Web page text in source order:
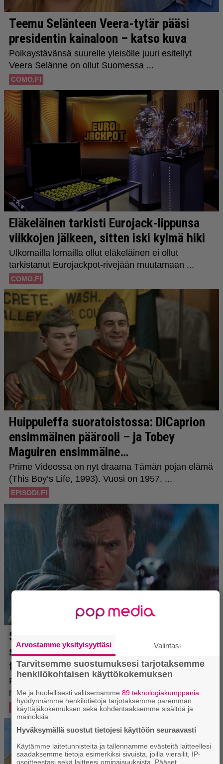
Arvostamme yksityisyyttäsi Valintasi
Tarvitsemme suostumuksesi tarjotaksemme
henkilökohtaisen käyttökokemuksen
Me ja huolellisesti valitsemamme89 teknologiakumppania
hyödynnämme henkilötietoja tarjotaksemme paremman
käyttäjäkokemuksen sekä kohdentaaksemme sisältöä ja
mainoksia.
Hyväksymällä suostut tietojesi käyttöön seuraavasti
Käytämme laitetunnisteita ja tallennamme evästeitä laitteellesi
saadaksemme tietoja esimerkiksi sivuista, joilla vierailit, IP-
osoitteestasi sekä laitteesi ominaisuuksista. Pääset